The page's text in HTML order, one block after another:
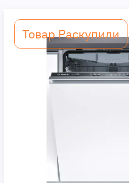
Товар Раскупили